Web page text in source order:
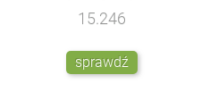
15.246
sprawdź